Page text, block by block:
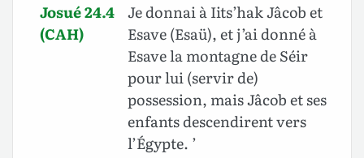
Josué 24.4
(CAH)
Je donnai à Iits’hak Jâcob et
Esave (Esaü), et j’ai donné à
Esave la montagne de Séir
pour lui (servir de)
possession, mais Jâcob et ses
enfants descendirent vers
l’Égypte. ’